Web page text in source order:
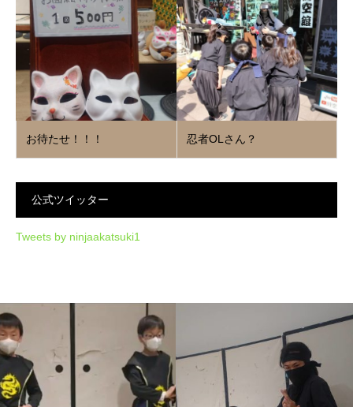
お待たせ！！！ 忍者OLさん？
公式ツイッター
Tweets by ninjaakatsuki1